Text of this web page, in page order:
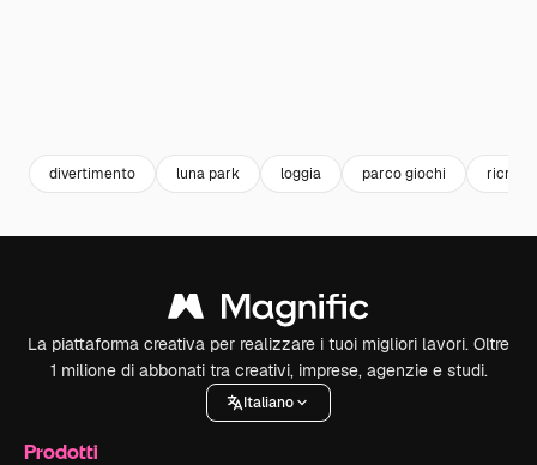
divertimento luna park loggia parco giochi
La piattaforma creativa per realizzare i tuoi migliori lavori. Oltre
1 milione di abbonati tra creativi, imprese, agenzie e studi.
Italiano
Prodotti